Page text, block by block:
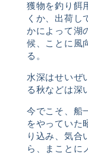
獲物を釣り餌
くか、出荷し
かによって湖
候、ことに風
る。
水深はせいぜ
る秋などは深
今でこそ、船
をやっていた
り込み、気合
ら、まことに